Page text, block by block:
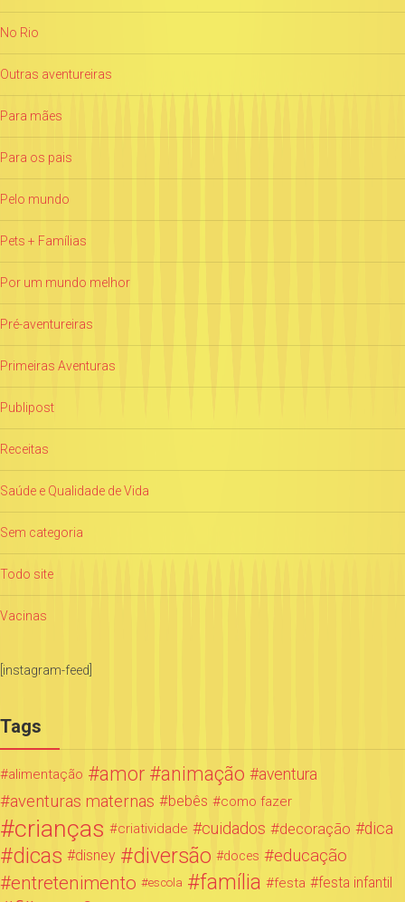
No Rio
Outras aventureiras
Para mães
Para os pais
Pelo mundo
Pets + Famílias
Por um mundo melhor
Pré-aventureiras
Primeiras Aventuras
Publipost
Receitas
Saúde e Qualidade de Vida
Sem categoria
Todo site
Vacinas
[instagram-feed]
Tags
alimentação amor animação aventura
aventuras maternas bebês como fazer
crianças criatividade cuidados decoração dica
dicas disney diversão doces educação
entretenimento escola família festa festa infantil